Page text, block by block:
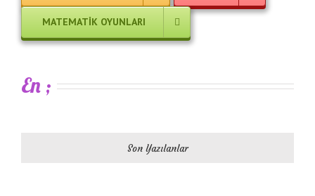
MATEMATIK OYUNLARI
En ;
Son Yazılanlar